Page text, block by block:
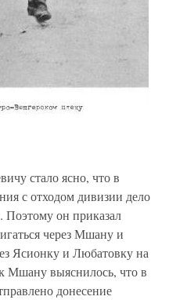
стало ясно, что в
с отходом дивизии дело
Поэтому он приказал
через Мшану и
Ясионку и Любатовку на
Мшану выяснилось, что в
донесение